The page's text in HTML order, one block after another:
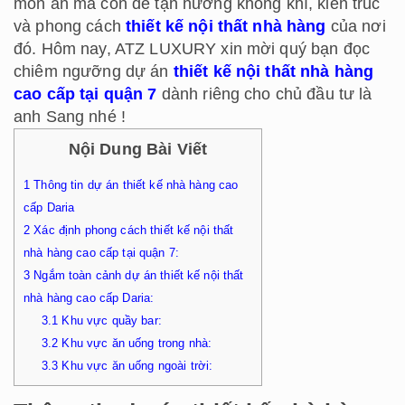
món ăn mà còn để tận hưởng không khí, kiến trúc
và phong cách thiết kế nội thất nhà hàng của nơi
đó. Hôm nay, ATZ LUXURY xin mời quý bạn đọc
chiêm ngưỡng dự án thiết kế nội thất nhà hàng
cao cấp tại quận 7 dành riêng cho chủ đầu tư là
anh Sang nhé !
Nội Dung Bài Viết
1 Thông tin dự án thiết kế nhà hàng cao
cấp Daria
2 Xác định phong cách thiết kế nội thất
nhà hàng cao cấp tại quận 7:
3 Ngắm toàn cảnh dự án thiết kế nội thất
nhà hàng cao cấp Daria:
3.1 Khu vực quầy bar:
3.2 Khu vực ăn uống trong nhà:
3.3 Khu vực ăn uống ngoài trời: